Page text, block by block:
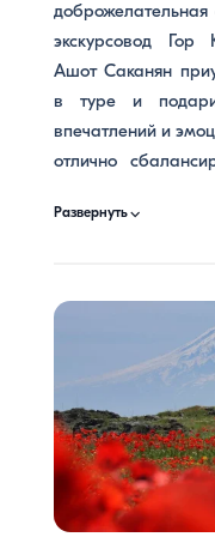
экскурсовод Гор
Ашот Саканян
в туре и
впечатлений и
отлично
временем,
Развернуть⌵